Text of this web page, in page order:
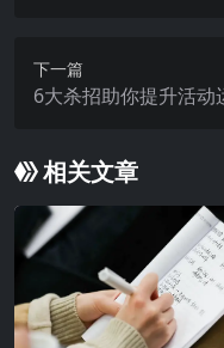
下一篇
6大杀招助你提升活动
相关文章